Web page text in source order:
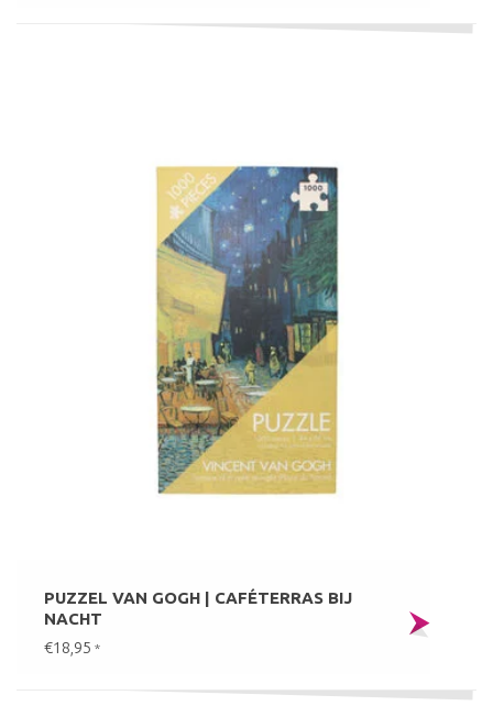
PUZZEL VAN GOGH | CAFÉTERRAS BIJ
NACHT
€18,95 *